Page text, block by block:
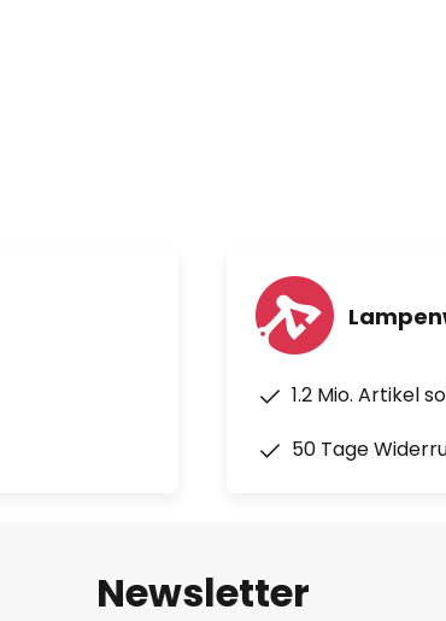
1.2 Mio. Artikel
50 Tage
Newsletter